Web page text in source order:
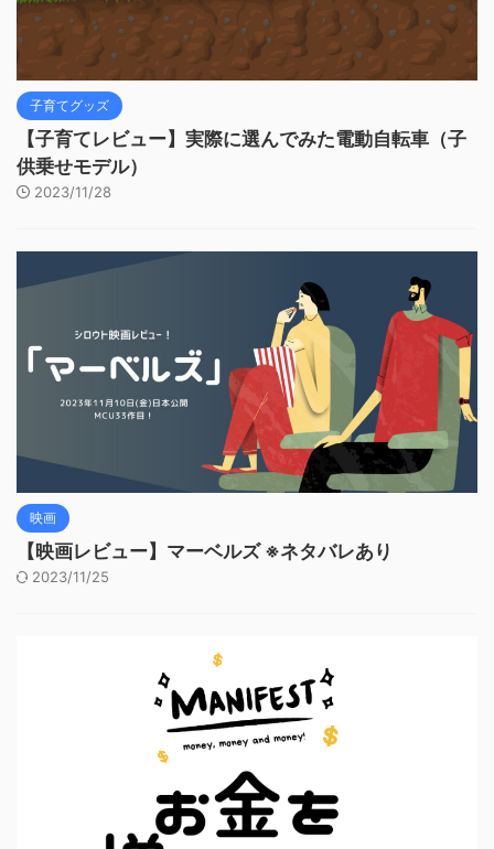
子育てグッズ
【子育てレビュー】実際に選んでみた電動自転車（子
供乗せモデル）
2023/11/28
映画
【映画レビュー】マーベルズ ※ネタバレあり
2023/11/25